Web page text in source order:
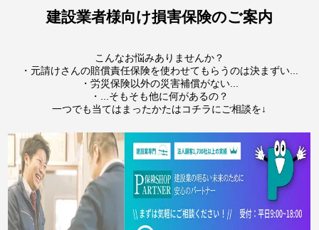
建設業者様向け損害保険のご案内
こんなお悩みありませんか？
・元請けさんの賠償責任保険を使わせてもらうのは決まずい...
・労災保険以外の災害補償がない...
・...そもそも他に何があるの？
一つでも当てはまったかたはコチラにご相談を↓